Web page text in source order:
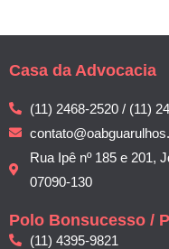
Casa da Advocacia
(11) 2468-2520 / (11)
Rua Ipê nº 185 e 201,
07090-130
Polo Bonsucesso /
(11) 4395-9821